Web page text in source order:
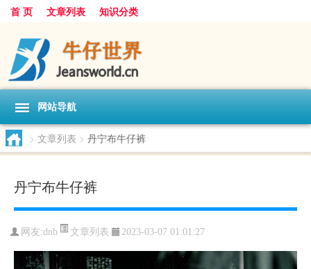
首 页 文章列表 知识分类
网站导航
> 文章列表 > 丹宁布牛仔裤
丹宁布牛仔裤
网友:dnb 文章列表 2023-03-07 01:01:27